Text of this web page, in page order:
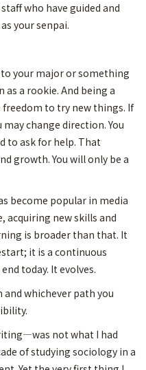
who have guided and
your senpai.
your major or something
a rookie. And being a
freedom to try new things. If
change direction. You
to ask for help. That
growth. You will only be a
become popular in media
acquiring new skills and
is broader than that. It
it is a continuous
today. It evolves.
and whichever path you
not what I had
of studying sociology in a